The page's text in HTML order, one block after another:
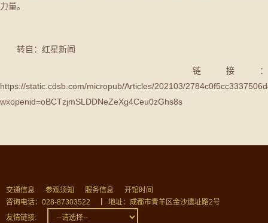
力量。
转自：红星新闻
链接：
https://static.cdsb.com/micropub/Articles/202103/
wxopenid=oBCTzjmSLDDNeZeXg4Ceu0zGhs8s
交通信息 参观须知 服务信息
开馆时间
咨询电话：028-87303522
地址：成都市青羊区金沙遗址路2号
友情链接: